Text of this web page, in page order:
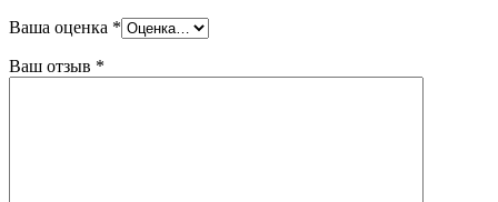
Ваша оценка *
Ваш отзыв *